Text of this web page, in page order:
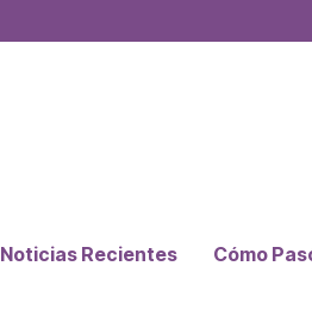
Noticias Recientes Cómo